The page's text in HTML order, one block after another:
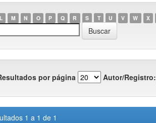
L M N O P Q R S T U V W X
por página Autor/Registro:
1 a 1 de 1